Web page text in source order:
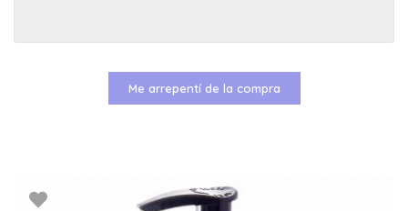
Me arrepentí de la compra